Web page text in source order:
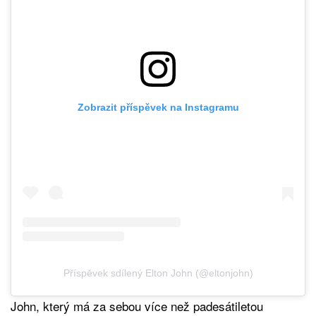
Zobrazit příspěvek na Instagramu
Příspěvek sdílený Elton John (@eltonjohn)
John, který má za sebou více než padesátiletou